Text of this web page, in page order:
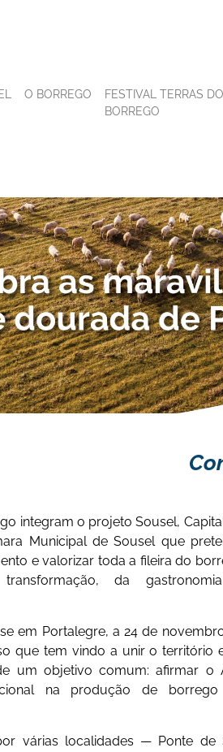
O BORREGO
FESTIVAL TERRAS DO
BORREGO
integram o projeto Sousel,
Municipal de Sousel que
e valorizar toda a fileira do
da
em Portalegre, a 24 de
que tem vindo a unir o território
um objetivo comum: afirmar o
na produção de
várias localidades — Ponte de